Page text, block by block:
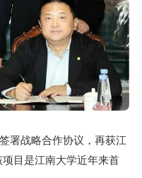
署战略合作协议，再获江
目是江南大学近年来首